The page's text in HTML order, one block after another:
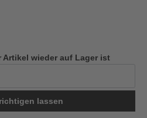
Artikel wieder auf Lager ist
lassen